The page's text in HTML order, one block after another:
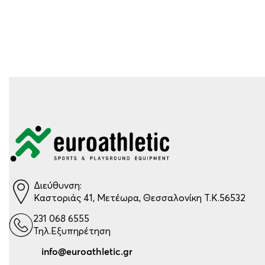
Διεύθυνση:
Καστοριάς 41, Μετέωρα, Θεσσαλονίκη Τ.Κ.56532
231 068 6555
Τηλ.Εξυπηρέτηση
info@euroathletic.gr